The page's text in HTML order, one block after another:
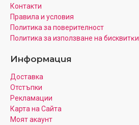
Контакти
Правила и условия
Политика за поверителност
Πoлитика зa изпoлзвaнe нa бисквитĸи
Информация
Доставка
Отстъпки
Рекламации
Карта на Сайта
Моят акаунт